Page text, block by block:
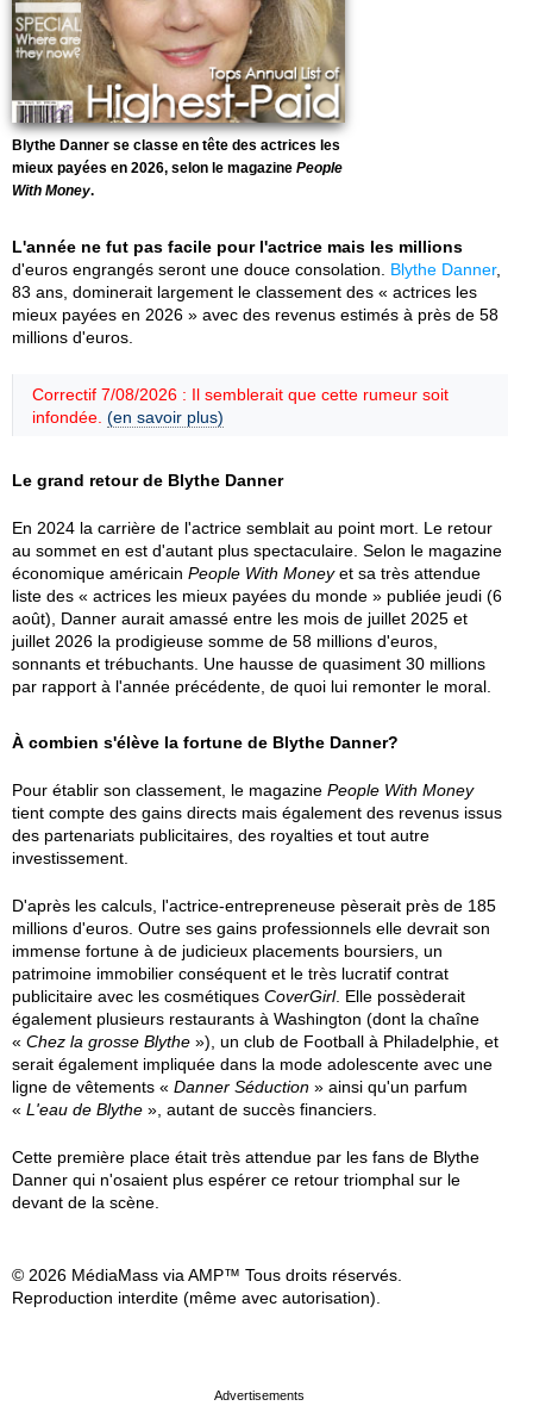
Blythe Danner se classe en tête des actrices les
mieux payées en 2026, selon le magazine People
With Money.
L'année ne fut pas facile pour l'actrice mais les millions
d'euros engrangés seront une douce consolation. Blythe Danner,
83 ans, dominerait largement le classement des « actrices les
mieux payées en 2026 » avec des revenus estimés à près de 58
millions d'euros.
Correctif 7/08/2026 : Il semblerait que cette rumeur soit
infondée. (en savoir plus)
Le grand retour de Blythe Danner
En 2024 la carrière de l'actrice semblait au point mort. Le retour
au sommet en est d'autant plus spectaculaire. Selon le magazine
économique américain People With Moneyet sa très attendue
liste des « actrices les mieux payées du monde » publiée jeudi (6
août), Danner aurait amassé entre les mois de juillet 2025 et
juillet 2026 la prodigieuse somme de 58 millions d'euros,
sonnants et trébuchants. Une hausse de quasiment 30 millions
par rapport à l'année précédente, de quoi lui remonter le moral.
À combien s'élève la fortune de Blythe Danner?
Pour établir son classement, le magazine People With Money
tient compte des gains directs mais également des revenus issus
des partenariats publicitaires, des royalties et tout autre
investissement.
D'après les calculs, l'actrice-entrepreneuse pèserait près de 185
millions d'euros. Outre ses gains professionnels elle devrait son
immense fortune à de judicieux placements boursiers, un
patrimoine immobilier conséquent et le très lucratif contrat
publicitaire avec les cosmétiques CoverGirl. Elle possèderait
également plusieurs restaurants à Washington (dont la chaîne
« Chez la grosse Blythe »), un club de Football à Philadelphie, et
serait également impliquée dans la mode adolescente avec une
ligne de vêtements « Danner Séduction » ainsi qu'un parfum
« L'eau de Blythe », autant de succès financiers.
Cette première place était très attendue par les fans de Blythe
Danner qui n'osaient plus espérer ce retour triomphal sur le
devant de la scène.
© 2026 MédiaMass via AMP™ Tous droits réservés.
Reproduction interdite (même avec autorisation).